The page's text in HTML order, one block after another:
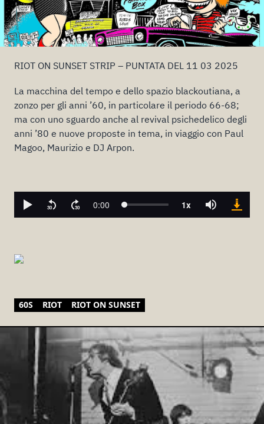
RIOT ON SUNSET STRIP – PUNTATA DEL 11 03 2025
La macchina del tempo e dello spazio blackoutiana, a
zonzo per gli anni ’60, in particolare il periodo 66-68;
ma con uno sguardo anche al revival psichedelico degli
anni ’80 e nuove proposte in tema, in viaggio con Paul
Magoo, Maurizio e DJ Arpon.
60S RIOT RIOT ON SUNSET